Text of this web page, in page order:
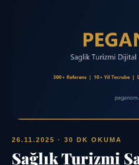
26.11.2025 · 30 DK OKUMA
Sağlık Turizmi